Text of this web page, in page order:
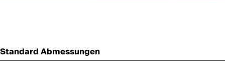
Standard Abmessungen